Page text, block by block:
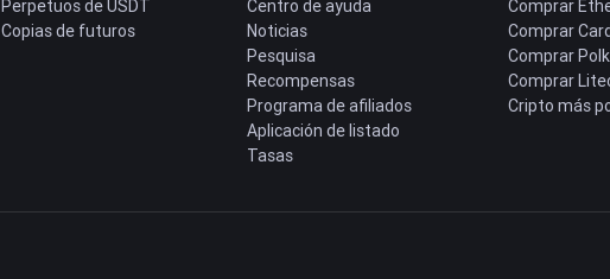
Perpetuos de USDT
Copias de futuros
Centro de ayuda
Noticias
Pesquisa
Recompensas
Programa de afiliados
Aplicación de listado
Tasas
Comprar
Comprar
Comprar
Comprar
Cripto más